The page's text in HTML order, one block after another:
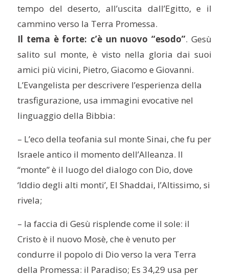
tempo del deserto, all’uscita dall’Egitto, e il
cammino verso la Terra Promessa.
Il tema è forte: c’è un nuovo “esodo”. Gesù
salito sul monte, è visto nella gloria dai suoi
amici più vicini, Pietro, Giacomo e Giovanni.
L’Evangelista per descrivere l’esperienza della
trasfigurazione, usa immagini evocative nel
linguaggio della Bibbia:
– L’eco della teofania sul monte Sinai, che fu per
Israele antico il momento dell’Alleanza. Il
“monte” è il luogo del dialogo con Dio, dove
‘Iddio degli alti monti’, El Shaddai, l’Altissimo, si
rivela;
– la faccia di Gesù risplende come il sole: il
Cristo è il nuovo Mosè, che è venuto per
condurre il popolo di Dio verso la vera Terra
della Promessa: il Paradiso; Es 34,29 usa per